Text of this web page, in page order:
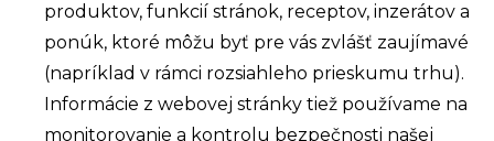
produktov, funkcií stránok, receptov, inzerátov a
ponúk, ktoré môžu byť pre vás zvlášť zaujímavé
(napríklad v rámci rozsiahleho prieskumu trhu).
Informácie z webovej stránky tiež používame na
monitorovanie a kontrolu bezpečnosti našej